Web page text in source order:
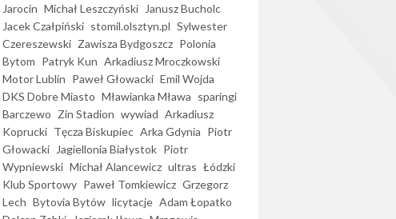
Jarocin Michał Leszczyński
Janusz Bucholc
Jacek Czałpiński stomil.olsztyn.pl Sylwester
Czereszewski Zawisza Bydgoszcz Polonia
Bytom Patryk Kun Arkadiusz Mroczkowski
Motor Lublin Paweł Głowacki Emil Wojda
DKS Dobre Miasto Mławianka Mława sparingi
Barczewo Zin Stadion wywiad Arkadiusz
Koprucki Tęcza Biskupiec Arka Gdynia Piotr
Głowacki
Jagiellonia Białystok Piotr
Wypniewski Michał Alancewicz ultras Łódzki
Klub Sportowy Paweł Tomkiewicz Grzegorz
Lech Bytovia Bytów licytacje Adam Łopatko